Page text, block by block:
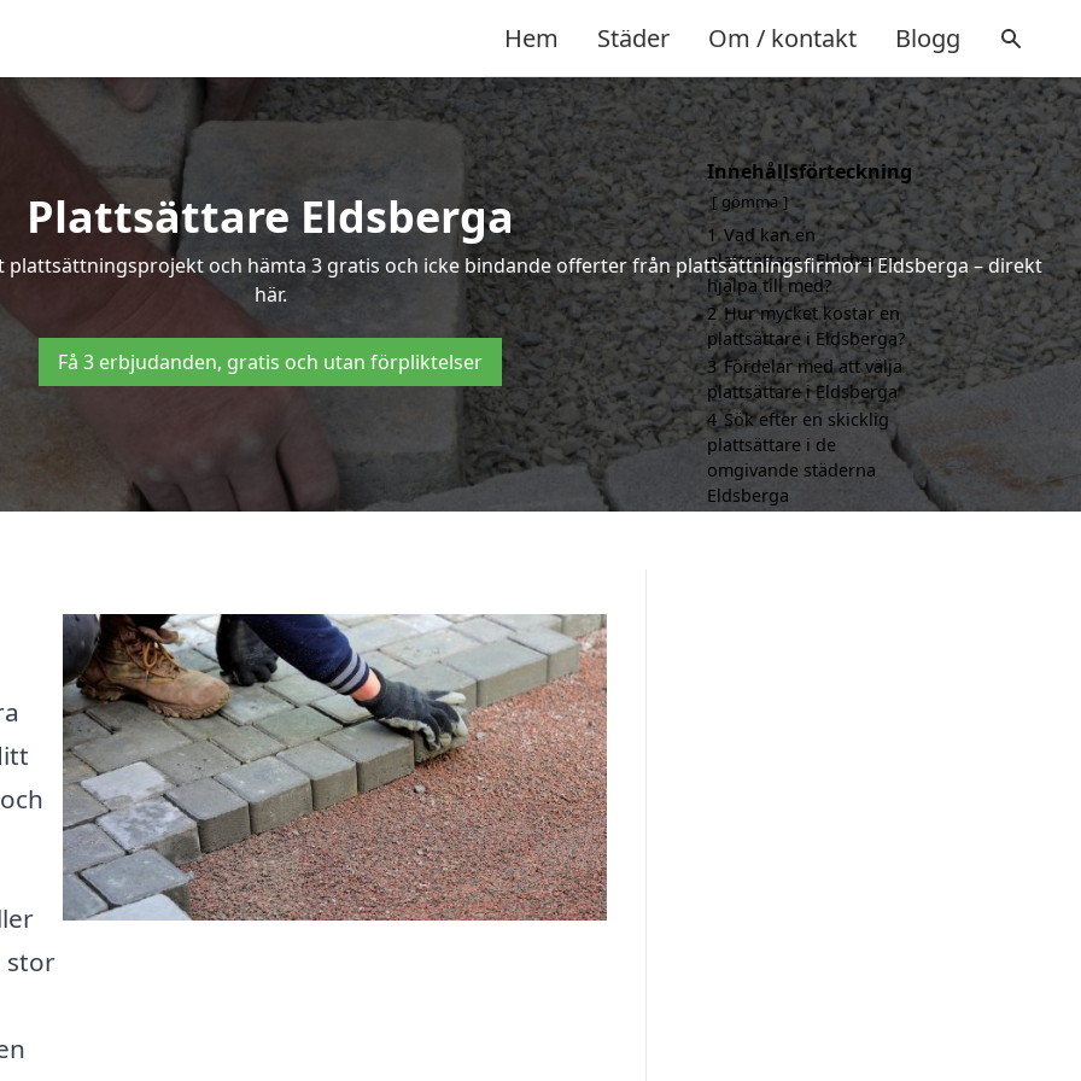
Hem Städer Om / kontakt Blogg
Plattsättare Eldsberga
och hämta 3 gratis och icke bindande offerter från plattsättningsfirmor i Eldsberga – direkt
här.
Få 3 erbjudanden, gratis och utan förpliktelser
stor
Innehållsförteckning
gömma
1 Vad kan en
plattsättare i Eldsberga
hjälpa till med?
2 Hur mycket kostar en
plattsättare i Eldsberga?
3 Fördelar med att välja
plattsättare i Eldsberga
4 Sök efter en skicklig
plattsättare i de
omgivande städerna
Eldsberga